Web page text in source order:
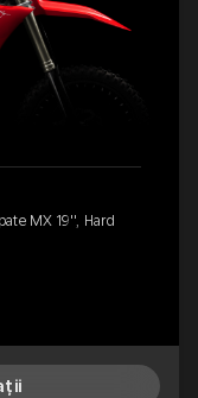
MX 19'', Hard